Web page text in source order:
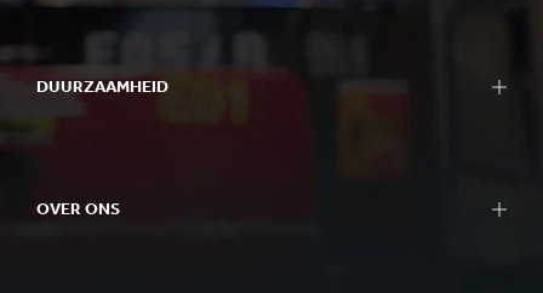
DUURZAAMHEID
OVER ONS